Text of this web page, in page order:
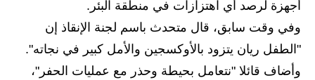
المرحلة الابتدائية
المرحلة المتوسطة
أجهزة لرصد أي اهتزازات في منطقة البئر.
وفي وقت سابق، قال متحدث باسم لجنة الإنقاذ إن
"الطفل ريان يتزود بالأوكسجين والأمل كبير في نجاته".
وأضاف قائلا "نتعامل بحيطة وحذر مع عمليات الحفر"،